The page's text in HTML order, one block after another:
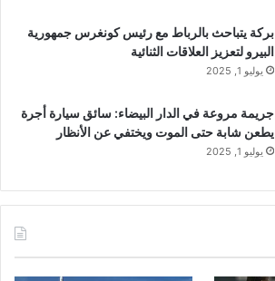
بركة يتباحث بالرباط مع رئيس كونغرس جمهورية
البيرو لتعزيز العلاقات الثنائية
يوليو 1, 2025
جريمة مروعة في الدار البيضاء: سائق سيارة أجرة
يطعن شابة حتى الموت ويختفي عن الأنظار
يوليو 1, 2025